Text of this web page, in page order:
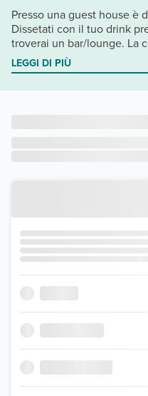
Presso una guest house è
Dissetati con il tuo drink
troverai un bar/lounge. La
LEGGI DI PIÙ